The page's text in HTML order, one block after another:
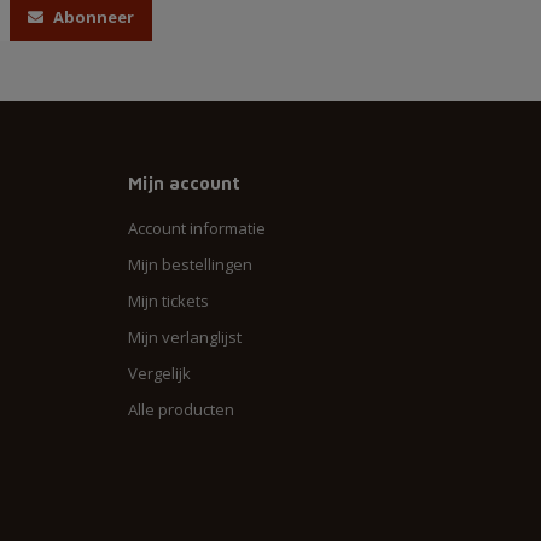
Abonneer
Mijn account
Account informatie
Mijn bestellingen
Mijn tickets
Mijn verlanglijst
Vergelijk
Alle producten